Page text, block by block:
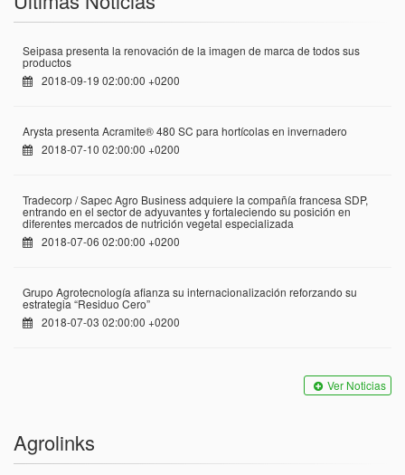
Seipasa presenta la renovación de la imagen de marca de todos sus
productos
2018-09-19 02:00:00 +0200
Arysta presenta Acramite® 480 SC para hortícolas en invernadero
2018-07-10 02:00:00 +0200
Tradecorp / Sapec Agro Business adquiere la compañía francesa SDP,
entrando en el sector de adyuvantes y fortaleciendo su posición en
diferentes mercados de nutrición vegetal especializada
2018-07-06 02:00:00 +0200
Grupo Agrotecnología afianza su internacionalización reforzando su
estrategia “Residuo Cero”
2018-07-03 02:00:00 +0200
Ver Noticias
Agrolinks